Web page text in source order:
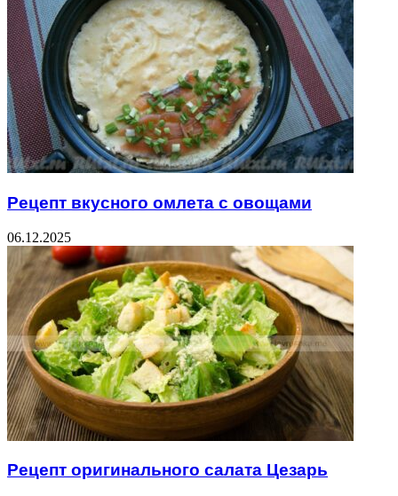
Рецепт вкусного омлета с овощами
06.12.2025
Рецепт оригинального салата Цезарь